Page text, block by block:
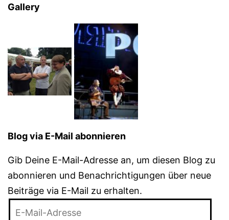
Gallery
Blog via E-Mail abonnieren
Gib Deine E-Mail-Adresse an, um diesen Blog zu
abonnieren und Benachrichtigungen über neue
Beiträge via E-Mail zu erhalten.